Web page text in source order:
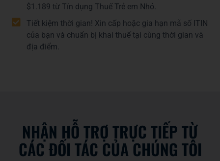
$1.189 từ Tín dụng Thuế Trẻ em Nhỏ.
Tiết kiệm thời gian! Xin cấp hoặc gia hạn mã số ITIN
của bạn và chuẩn bị khai thuế tại cùng thời gian và
địa điểm. ​
NHẬN HỖ TRỢ TRỰC TIẾP TỪ
CÁC ĐỐI TÁC CỦA CHÚNG TÔI​